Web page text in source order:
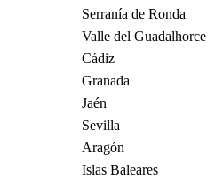
Serranía de Ronda
Valle del Guadalhorce
Cádiz
Granada
Jaén
Sevilla
Aragón
Islas Baleares